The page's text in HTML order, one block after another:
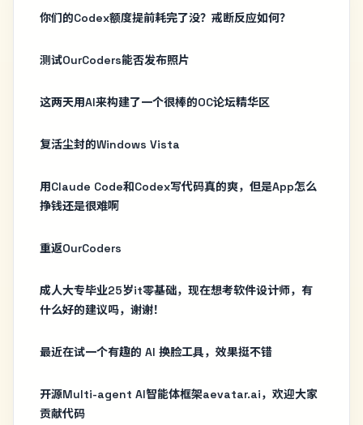
你们的Codex额度提前耗完了没？戒断反应如何？
测试OurCoders能否发布照片
这两天用AI来构建了一个很棒的OC论坛精华区
复活尘封的Windows Vista
用Claude Code和Codex写代码真的爽，但是App怎么
挣钱还是很难啊
重返OurCoders
成人大专毕业25岁it零基础，现在想考软件设计师，有
什么好的建议吗，谢谢！
最近在试一个有趣的 AI 换脸工具，效果挺不错
开源Multi-agent AI智能体框架aevatar.ai，欢迎大家
贡献代码